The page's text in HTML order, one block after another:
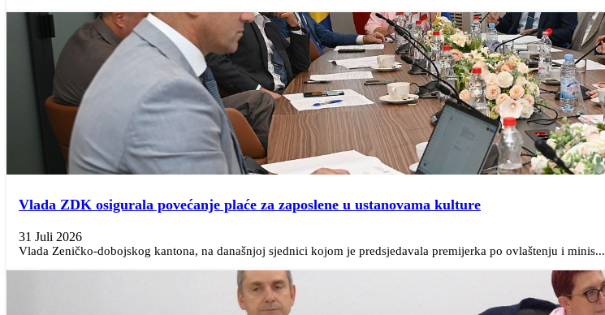
Vlada ZDK osigurala povećanje plaće za zaposlene u ustanovama kulture
31 Juli 2026
Vlada Zeničko-dobojskog kantona, na današnjoj sjednici kojom je predsjedavala premijerka po ovlaštenju i minis...